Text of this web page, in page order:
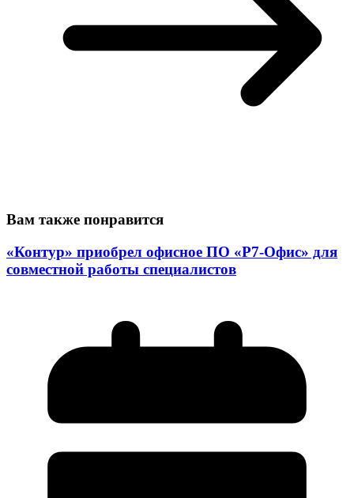
Вам также понравится
«Контур» приобрел офисное ПО «Р7-Офис» для
совместной работы специалистов